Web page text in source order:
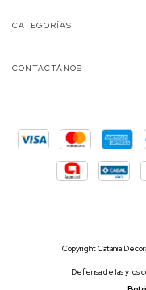
CATEGORÍAS
CONTACTÁNOS
Copyright Catania
Defensa de las y los